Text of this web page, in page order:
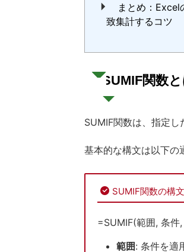
まとめ：Excel
致集計するコツ
SUMIF関数と
SUMIF関数は、指定し
基本的な構文は以下の
SUMIF関数の構文
=SUMIF(範囲, 条件
範囲: 条件を適